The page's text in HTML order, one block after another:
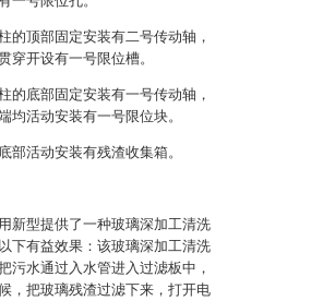
的顶部固定安装有二号传动轴，
穿开设有一号限位槽。
的底部固定安装有一号传动轴，
均活动安装有一号限位块。
部活动安装有残渣收集箱。
新型提供了一种玻璃深加工清洗
下有益效果：该玻璃深加工清洗
污水通过入水管进入过滤板中，
，把玻璃残渣过滤下来，打开电